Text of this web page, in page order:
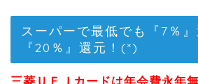
スーパーで最低でも『7％
『20％』還元！(*)